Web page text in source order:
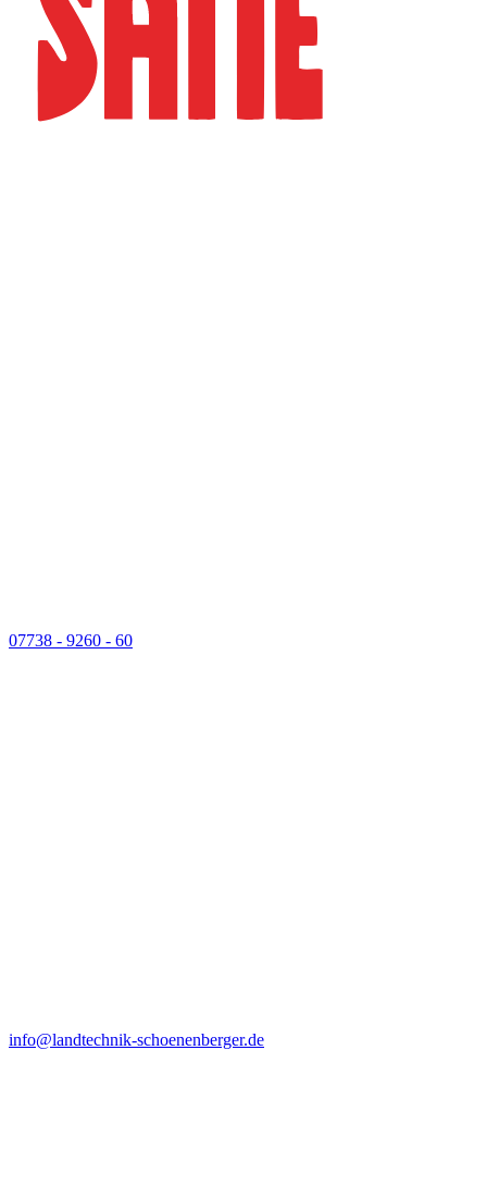
07738 - 9260 - 60
info@landtechnik-schoenenberger.de